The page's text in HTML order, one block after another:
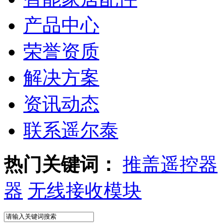
产品中心
荣誉资质
解决方案
资讯动态
联系遥尔泰
热门关键词： 推盖遥控器
器 无线接收模块